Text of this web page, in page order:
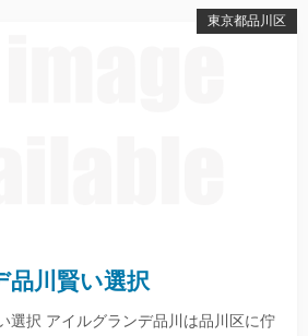
東京都品川区
品川賢い選択
選択 アイルグランデ品川は品川区に佇